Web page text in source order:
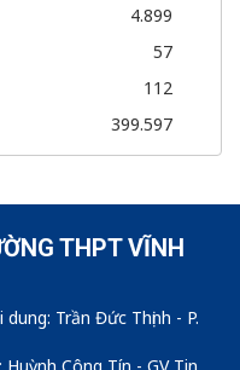
4.899
57
112
399.597
THPT VĨNH
Trần Đức Thịnh - P.